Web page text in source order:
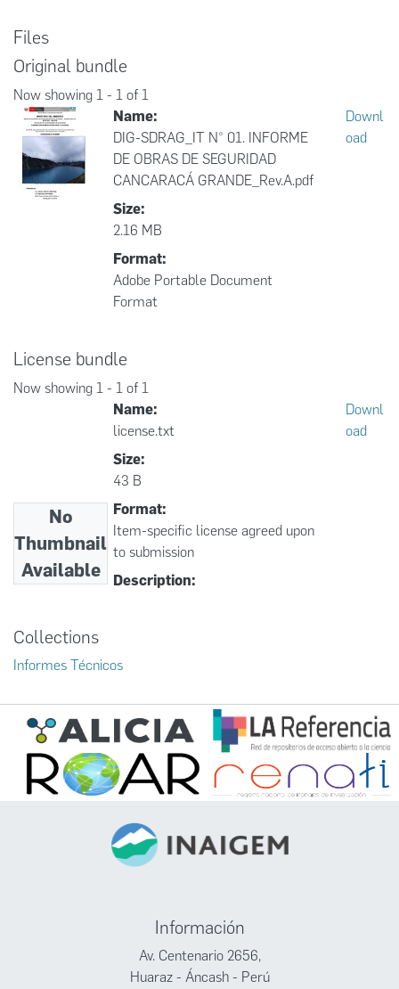
Files
Original bundle
Now showing 1 - 1 of 1
Name:
DIG-SDRAG_IT N° 01. INFORME
DE OBRAS DE SEGURIDAD
CANCARACÁ GRANDE_Rev.A.pdf
Size:
2.16 MB
Format:
Adobe Portable Document
Format
Downl
oad
License bundle
Now showing 1 - 1 of 1
No
Thumbnail
Available
Name:
license.txt
Size:
43 B
Format:
Item-specific license agreed upon
to submission
Description:
Downl
oad
Collections
Informes Técnicos
Información
Av. Centenario 2656,
Huaraz - Áncash - Perú